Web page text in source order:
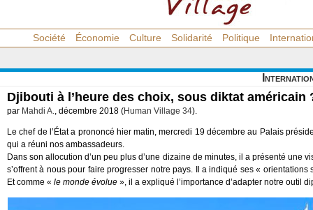
Société Économie Culture Solidarité Politique
Djibouti à l’heure des choix, sous diktat américain
par Mahdi A., décembre 2018 (Human Village 34).
Le chef de l’État a prononcé hier matin, mercredi 19 décembre au Palais
qui a réuni nos ambassadeurs.
Dans son allocution d’un peu plus d’une dizaine de minutes, il a présenté une
s’offrent à nous pour faire progresser notre pays. Il a indiqué ses «
Et comme « le monde évolue », il a expliqué l’importance d’adapter notre outil